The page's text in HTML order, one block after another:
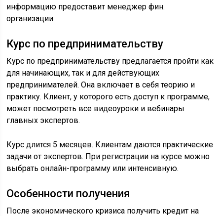
информацию предоставит менеджер фин.
организации.
Курс по предпринимательству
Курс по предпринимательству предлагается пройти как
для начинающих, так и для действующих
предпринимателей. Она включает в себя теорию и
практику. Клиент, у которого есть доступ к программе,
может посмотреть все видеоуроки и вебинары
главных экспертов.
Курс длится 5 месяцев. Клиентам даются практические
задачи от экспертов. При регистрации на курсе можно
выбрать онлайн-программу или интенсивную.
Особенности получения
После экономического кризиса получить кредит на